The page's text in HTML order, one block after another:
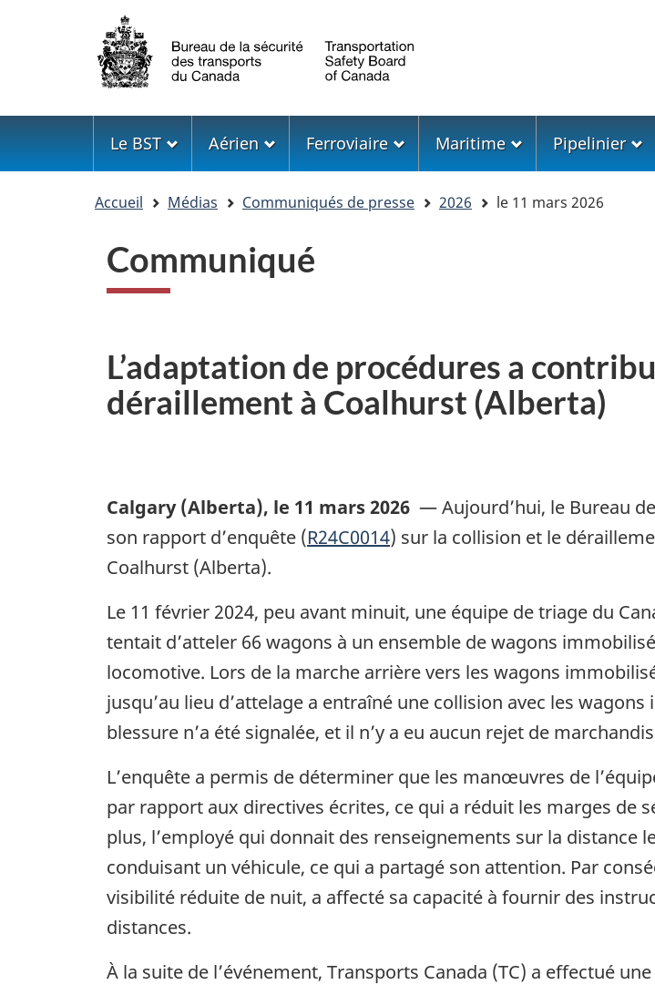
Sélection
de
la
langue
Menu
Le BST Aérien Ferroviaire Maritime Pipelinier
Accueil Médias Communiqués de presse 2026 le 11 mars 2026
Communiqué
L’adaptation de procédures a
déraillement à Coalhurst (Alberta)
Calgary (Alberta), le 11 mars 2026 —Aujourd’hui, le Bureau
son rapport d’enquête (R24C0014) sur la collision et le
Coalhurst (Alberta).
Le 11 février 2024, peu avant minuit, une équipe de triage du
tentait d’atteler 66 wagons à un ensemble de wagons
locomotive. Lors de la marche arrière vers les wagons
jusqu’au lieu d’attelage a entraîné une collision avec les
blessure n’a été signalée, et il n’y a eu aucun rejet de
L’enquête a permis de déterminer que les manœuvres de
par rapport aux directives écrites, ce qui a réduit les marges de
plus, l’employé qui donnait des renseignements sur la distance
conduisant un véhicule, ce qui a partagé son attention. Par
visibilité réduite de nuit, a affecté sa capacité à fournir des
distances.
À la suite de l’événement, Transports Canada (TC) a effectué